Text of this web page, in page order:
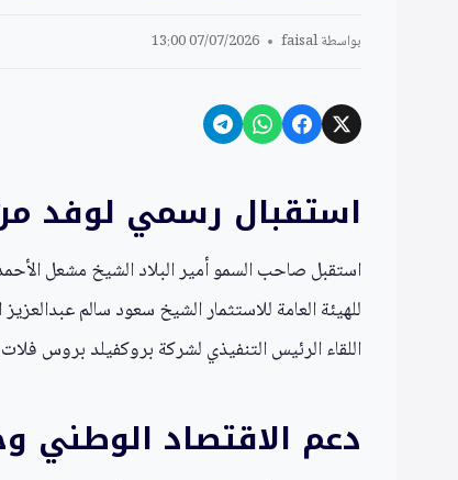
بواسطةfaisal
07/07/2026 13:00
استقبال رسمي لوفد
استقبل صاحب السمو أمير البلاد الشيخ مشعل
للهيئة العامة للاستثمار الشيخ سعود سالم
اللقاء الرئيس التنفيذي لشركة بروكفيلد بروس فلات
دعم الاقتصاد